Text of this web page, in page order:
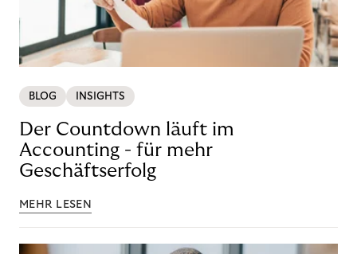
BLOG INSIGHTS
Der Countdown läuft im
Accounting - für mehr
Geschäftserfolg
MEHR LESEN